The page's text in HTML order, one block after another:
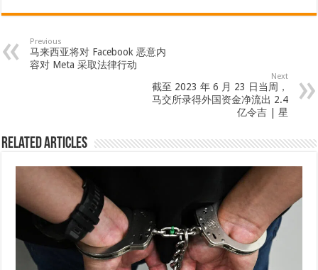
Previous
马来西亚将对 Facebook 恶意内
容对 Meta 采取法律行动
Next
截至 2023 年 6 月 23 日当周，
马交所录得外国资金净流出 2.4
亿令吉 | 星
Related Articles